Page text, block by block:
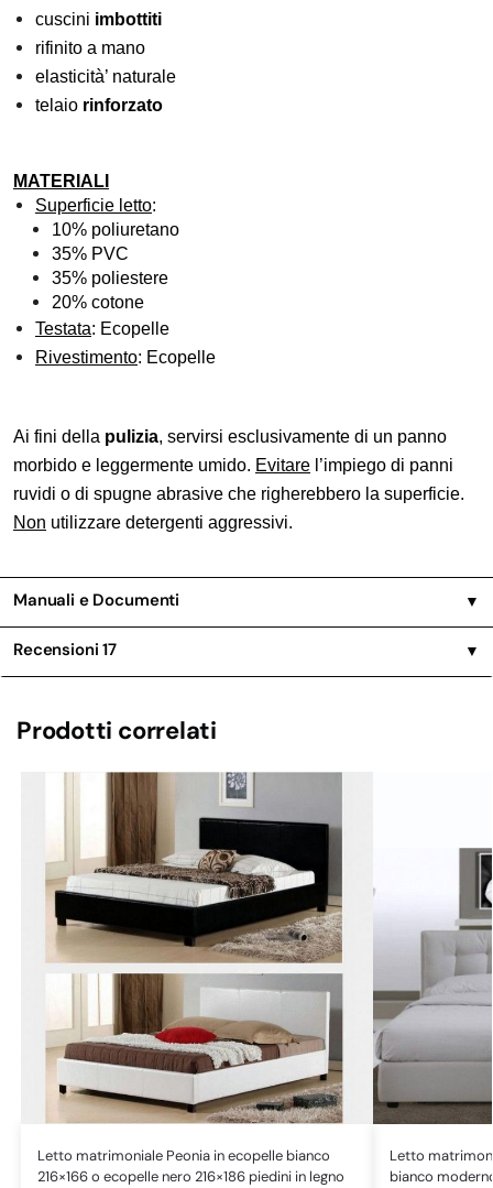
cuscini imbottiti
rifinito a mano
elasticità’ naturale
telaio rinforzato
MATERIALI
Superficie letto:
10% poliuretano
35% PVC
35% poliestere
20% cotone
Testata: Ecopelle
Rivestimento: Ecopelle
Ai fini della pulizia, servirsi esclusivamente di un panno
morbido e leggermente umido. Evitare l’impiego di panni
ruvidi o di spugne abrasive che righerebbero la superficie.
Non utilizzare detergenti aggressivi.
Manuali e Documenti ▼
Recensioni17 ▼
Prodotti correlati
Letto matrimoniale Peonia in ecopelle bianco
216×166 o ecopelle nero 216×186 piedini in legno
Letto
bianco